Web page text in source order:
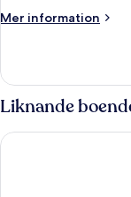
(Mobility
In
Shower)
Mer information
Mer
-
kingsize-
(Mobility
Liknande
The Hive Hotel